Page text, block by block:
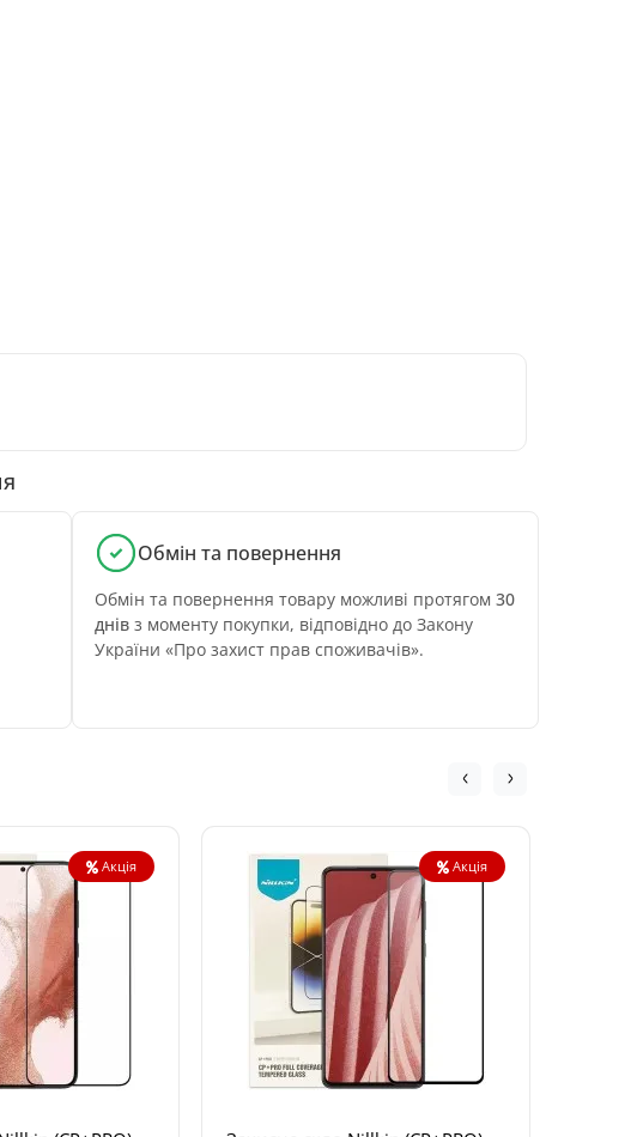
Обмін та повернення
Обмін та повернення товару можливі протягом 30
днів з моменту покупки, відповідно до Закону
України «Про захист прав споживачів».
Акція Акція